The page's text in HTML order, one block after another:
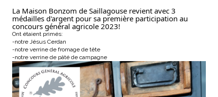
La Maison Bonzom de Saillagouse revient avec 3
médailles d'argent pour sa première participation au
concours général agricole 2023!
Ont étaient primés:
-notre Jésus Cerdan
-notre verrine de fromage de tête
-notre verrine de pâté de campagne